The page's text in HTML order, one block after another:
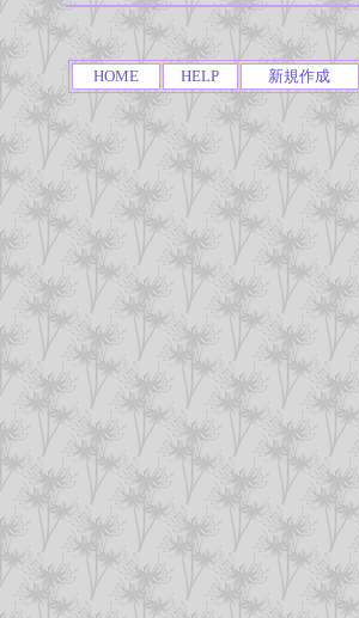
HOME HELP 新規作成